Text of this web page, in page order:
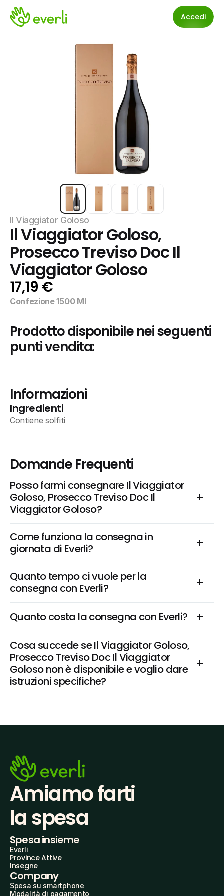
Accedi
Il Viaggiator Goloso
Il Viaggiator Goloso,
Prosecco Treviso Doc Il
Viaggiator Goloso
17,19 €
Confezione 1500 Ml
Prodotto disponibile nei seguenti
punti vendita:
Informazioni
Ingredienti
Contiene solfiti
Domande Frequenti
Posso farmi consegnare Il Viaggiator
Goloso, Prosecco Treviso Doc Il
Viaggiator Goloso?
Come funziona la consegna in
giornata di Everli?
Quanto tempo ci vuole per la
consegna con Everli?
Quanto costa la consegna con Everli?
Cosa succede se Il Viaggiator Goloso,
Prosecco Treviso Doc Il Viaggiator
Goloso non è disponibile e voglio dare
istruzioni specifiche?
Amiamo farti
la spesa
Spesa insieme
Everli
Province Attive
Insegne
Company
Spesa su smartphone
Modalità di pagamento